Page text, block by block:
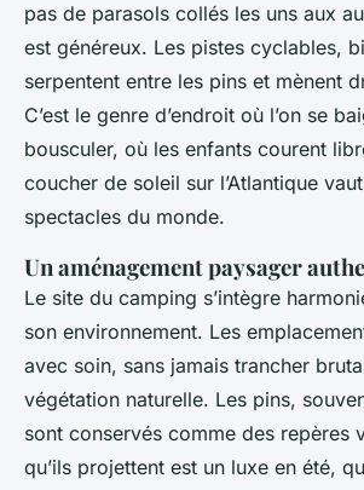
pas de parasols collés les uns aux
est généreux. Les pistes cyclables,
serpentent entre les pins et mènent
C’est le genre d’endroit où l’on se
bousculer, où les enfants courent
coucher de soleil sur l’Atlantique
spectacles du monde.
Un aménagement paysager
Le site du camping s’intègre
son environnement. Les
avec soin, sans jamais trancher
végétation naturelle. Les pins,
sont conservés comme des repères
qu’ils projettent est un luxe en été,